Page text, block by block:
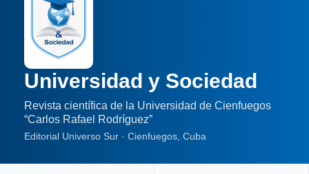
Universidad y Sociedad
Revista científica de la Universidad de Cienfuegos
“Carlos Rafael Rodríguez”
Editorial Universo Sur · Cienfuegos, Cuba